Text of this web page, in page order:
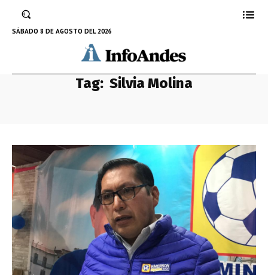
SÁBADO 8 DE AGOSTO DEL 2026
Tag: Silvia Molina